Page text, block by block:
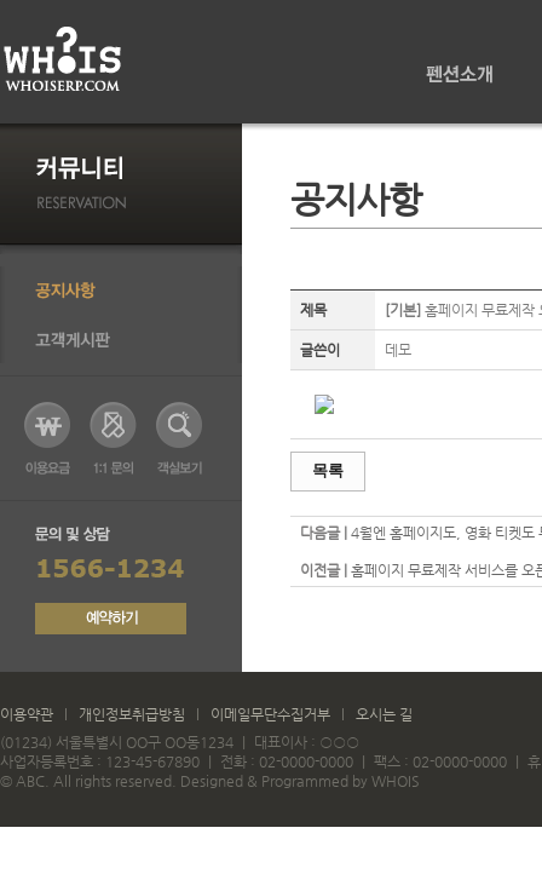
공지사항
제목 [기본] 홈페이지 무료제작
글쓴이 데모
목록
다음글 | 4월엔 홈페이지도, 영화 티켓
이전글 | 홈페이지 무료제작 서비스를 오
이용약관 개인정보취급방침 이메일무단수집거부
오시는 길
(01234) 서울특별시 OO구 OO동1234 ｜ 대표이사 : ○○○
사업자등록번호 : 123-45-67890 ｜ 전화 : 02-0000-0000 ｜ 팩스 : 02-0000-0000 ｜
© ABC. All rights reserved. Designed & Programmed by WHOIS